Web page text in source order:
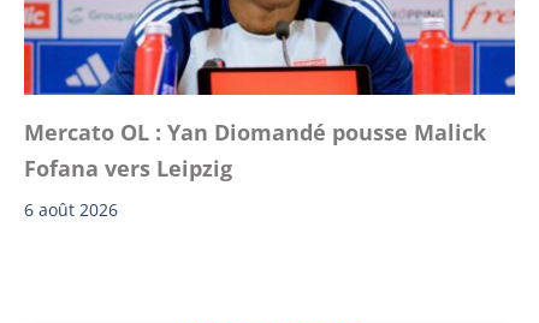
Mercato OL : Yan Diomandé pousse Malick
Fofana vers Leipzig
6 août 2026